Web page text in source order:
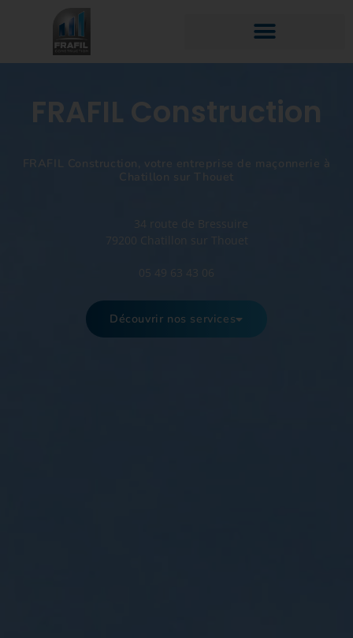
FRAFIL Construction
FRAFIL Construction, votre entreprise de maçonnerie à
Chatillon sur Thouet
34 route de Bressuire
79200 Chatillon sur Thouet
05 49 63 43 06
Découvrir nos services